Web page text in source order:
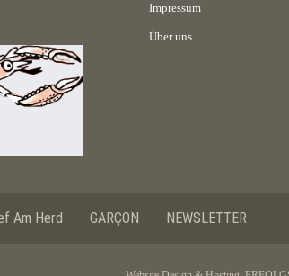
Impressum
Über uns
Am Herd GARÇON NEWSLETTER